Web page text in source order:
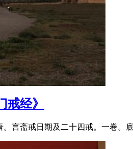
经》
言斋戒日期及二十四戒。一卷。